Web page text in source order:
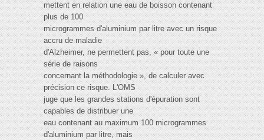
mettent en relation une eau de boisson contenant
plus de 100
microgrammes d'aluminium par litre avec un risque
accru de maladie
d'Alzheimer, ne permettent pas, « pour toute une
série de raisons
concernant la méthodologie », de calculer avec
précision ce risque. L'OMS
juge que les grandes stations d'épuration sont
capables de distribuer une
eau contenant au maximum 100 microgrammes
d'aluminium par litre, mais